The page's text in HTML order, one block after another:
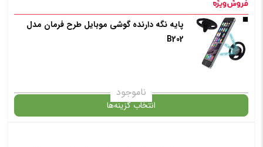
✧ چت با پشتیبان واتس آپ
در حال حاضر این محصول در انبار موجود نیست و در دسترس نمی باشد.
✧ چت با پشتیبان واتس آپ
پایه نگه دارنده گوشی موبایل طرح فرمان مدل
B202
ناموجود
انتخاب گزینه‌ها